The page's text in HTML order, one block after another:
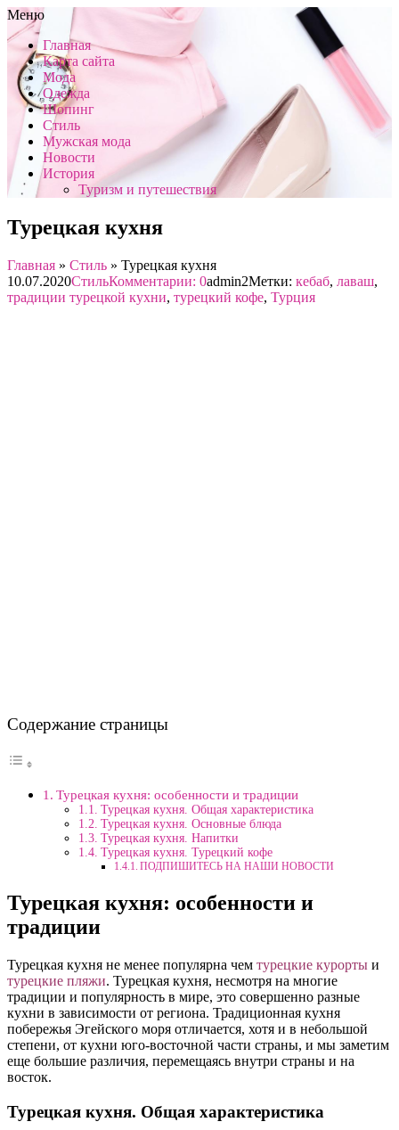
Меню
Главная
Карта сайта
Мода
Одежда
Шопинг
Стиль
Мужская мода
Новости
История
Туризм и путешествия
Турецкая кухня
Главная » Стиль » Турецкая кухня
10.07.2020СтильКомментарии: 0admin2Метки: кебаб, лаваш,
традиции турецкой кухни, турецкий кофе, Турция
Содержание страницы
Турецкая кухня: особенности и традиции
Турецкая кухня. Общая характеристика
Турецкая кухня. Основные блюда
Турецкая кухня. Напитки
Турецкая кухня. Турецкий кофе
ПОДПИШИТЕСЬ НА НАШИ НОВОСТИ
Турецкая кухня: особенности и
традиции
Турецкая кухня не менее популярна чем турецкие курорты и
турецкие пляжи. Турецкая кухня, несмотря на многие
традиции и популярность в мире, это совершенно разные
кухни в зависимости от региона. Традиционная кухня
побережья Эгейского моря отличается, хотя и в небольшой
степени, от кухни юго-восточной части страны, и мы заметим
еще большие различия, перемещаясь внутри страны и на
восток.
Турецкая кухня. Общая характеристика